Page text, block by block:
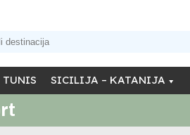
TUNIS SICILIJA – KATANIJA